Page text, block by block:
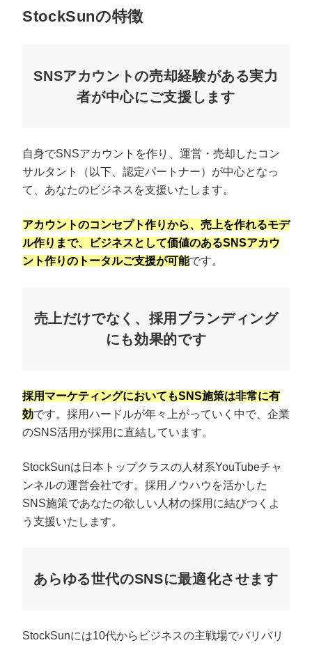
StockSunの特徴
SNSアカウントの売却経験がある実力
者が中心にご支援します
自身でSNSアカウントを作り、運営・売却したコン
サルタント（以下、認定パートナー）が中心となっ
て、あなたのビジネスを支援いたします。
アカウントのコンセプト作りから、売上を作れるモデ
ル作りまで、ビジネスとして価値のあるSNSアカウ
ント作りのトータルご支援が可能です。
売上だけでなく、採用ブランディング
にも効果的です
採用マーケティングにおいてもSNS施策は非常に有
効です。採用ハードルが年々上がっていく中で、企業
のSNS活用が採用に直結しています。
StockSunは日本トップクラスの人材系YouTubeチャ
ンネルの運営会社です。採用ノウハウを活かした
SNS施策であなたの欲しい人材の採用に結びつくよ
う支援いたします。
あらゆる世代のSNSに最適化させます
StockSunには10代からビジネスの主戦場でバリバリ